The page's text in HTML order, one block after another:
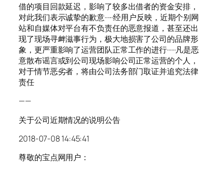
借的项目回款延迟，影响了较多出借者的资金安排，
对此我们表示诚挚的歉意······经用户反映，近期个别网
站和自媒体对平台有不负责任的恶意报道，甚至还出
现了现场寻衅滋事行为，极大地损害了公司的品牌形
象，更严重影响了运营团队正常工作的进行······凡是恶
意散布谣言或到公司现场影响公司正常运营的个人，
对于情节恶劣者，将由公司法务部门取证并追究法律
责任
——
关于公司近期情况的说明公告
2018-07-08 14:45:41
尊敬的宝点网用户：